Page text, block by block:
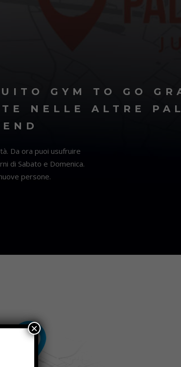
GYM TO GO
NELLE ALTRE
Da ora puoi usufruire
di Sabato e Domenica.
persone.
×